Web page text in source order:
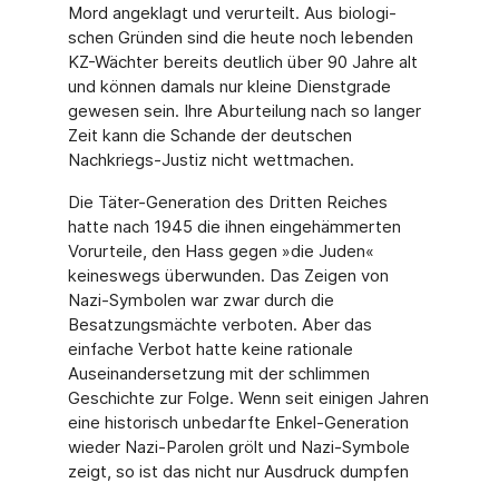
Mord angeklagt und verurteilt. Aus biologi­
schen Gründen sind die heute noch lebenden
KZ-Wächter bereits deutlich über 90 Jahre alt
und können damals nur kleine Dienstgrade
gewesen sein. Ihre Aburteilung nach so lan­ger
Zeit kann die Schande der deutschen
Nachkriegs-Justiz nicht wettmachen.
Die Täter-Generation des Dritten Reiches
hatte nach 1945 die ihnen eingehämmerten
Vor­urteile, den Hass gegen »die Juden«
keineswegs überwunden. Das Zeigen von
Nazi-Symbo­len war zwar durch die
Besatzungsmächte verboten. Aber das
einfache Verbot hatte keine rationale
Auseinandersetzung mit der schlimmen
Geschichte zur Folge. Wenn seit einigen Jahren
eine historisch unbedarfte Enkel-Generation
wieder Nazi-Parolen grölt und Nazi-Symbole
zeigt, so ist das nicht nur Ausdruck dumpfen